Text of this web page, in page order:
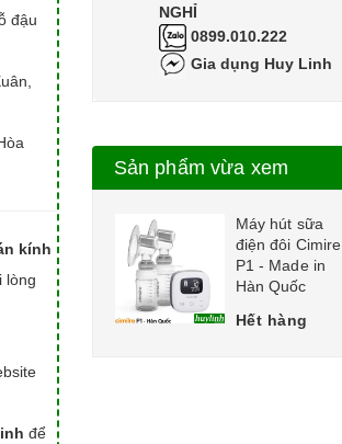
đậu
kính
lòng
để
NGHỈ
0899.010.222
Gia dụng Huy Linh
Sản phẩm vừa xem
Máy hút sữa
điện đôi Cimire
P1 - Made in
Hàn Quốc
Hết hàng